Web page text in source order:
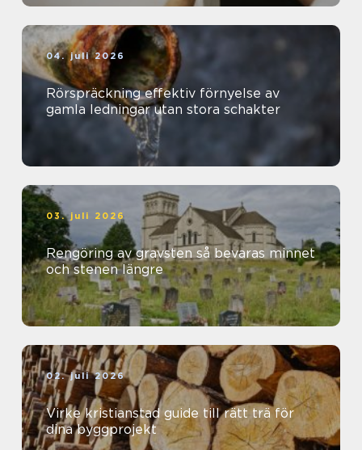
04. juli 2026
Rörspräckning effektiv förnyelse av
gamla ledningar utan stora schakter
03. juli 2026
Rengöring av gravsten så bevaras minnet
och stenen längre
02. juli 2026
Virke kristianstad guide till rätt trä för
dina byggprojekt